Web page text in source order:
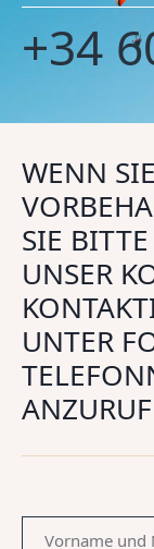
+34
WENN
SIE
UNSER
UNTER